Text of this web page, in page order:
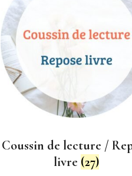
Coussin de lecture /
livre (27)